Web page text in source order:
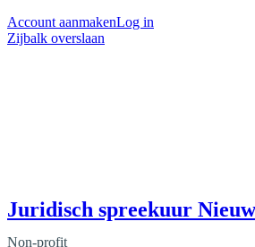
Account aanmakenLog in
Zijbalk overslaan
Juridisch spreekuur
Non-profit